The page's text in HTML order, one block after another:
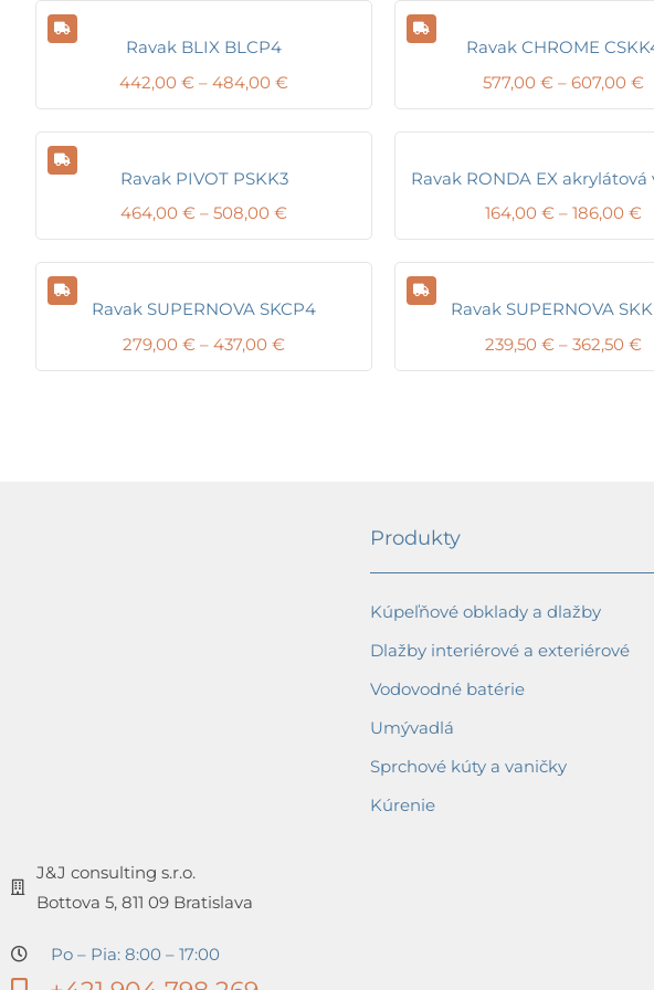
Ravak BLIX BLCP4
442,00 € – 484,00 €
range:
442,00 €
484,00 €
Ravak CHROME
577,00 € – 607,00 €
Ravak PIVOT PSKK3
464,00 € – 508,00 €
range:
464,00 €
508,00 €
Ravak RONDA EX akrylátová
164,00 € – 186,00 €
Ravak SUPERNOVA SKCP4
279,00 € – 437,00 €
range:
Ravak SUPERNOVA
239,50 € – 362,50 €
J&J consulting s.r.o.
Bottova 5, 811 09 Bratislava
Po – Pia: 8:00 – 17:00
Produkty
Kúpeľňové obklady a dlažby
Dlažby interiérové a exteriérové
Vodovodné batérie
Umývadlá
Sprchové kúty a vaničky
Kúrenie